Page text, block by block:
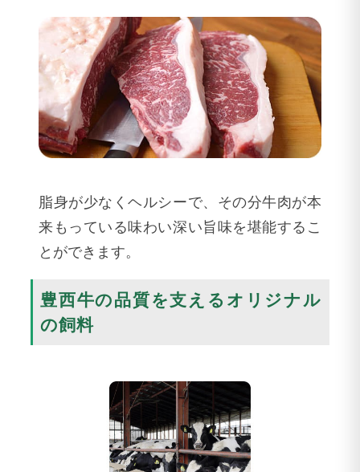
脂身が少なくヘルシーで、その分牛肉が本
来もっている味わい深い旨味を堪能するこ
とができます。
豊西牛の品質を支えるオリジナル
の飼料